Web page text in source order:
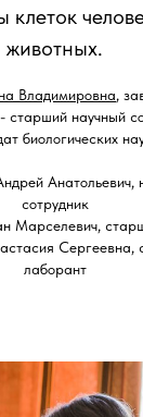
клеток
животных.
Владимировна,
старший научный
биологических
Анатольевич,
сотрудник
Марселевич,
Сергеевна,
лаборант